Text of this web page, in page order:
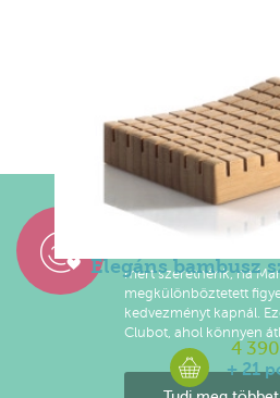
Elegáns bambusz
4
+ 21
Díjazzuk a
A százalékokban
mert szeretnénk, ha
megkülönböztetett
kedvezményt kapnál.
Clubot, ahol könnyen